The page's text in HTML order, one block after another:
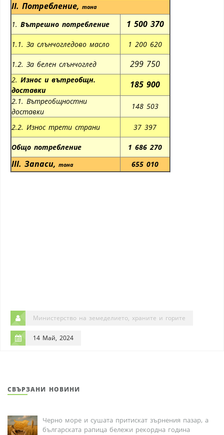
II. Потребление, тона
1. Вътрешно потребление 1 500 370
1.1. За слънчогледово масло 1 200 620
1.2. За белен слънчоглед 299 750
2. Износ и вътреобщн.
доставки
185 900
2.1. Вътреобщностни
доставки
148 503
2.2. Износ трети страни 37 397
Общо потребление 1 686 270
III. Запаси, тона 655 010
Министерство на земеделието, храните и горите
14 Май, 2024
СВЪРЗАНИ НОВИНИ
Черно море и сушата притискат зърнения пазар, а
българската рапица бележи рекордна година